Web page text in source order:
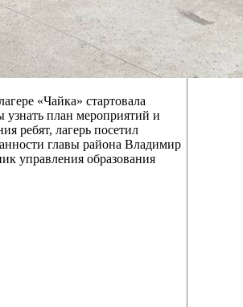
«Чайка» стартовала
узнать план мероприятий и
ребят, лагерь посетил
главы района Владимир
управления образования